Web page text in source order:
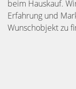
beim Hauskauf.
Erfahrung und
Wunschobjekt zu